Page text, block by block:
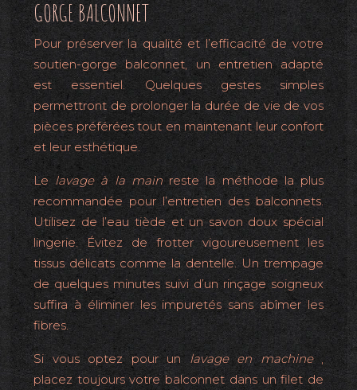
GORGE BALCONNET
Pour préserver la qualité et l’efficacité de votre
soutien-gorge balconnet, un entretien adapté
est essentiel. Quelques gestes simples
permettront de prolonger la durée de vie de vos
pièces préférées tout en maintenant leur confort
et leur esthétique.
Le lavage à la main reste la méthode la plus
recommandée pour l’entretien des balconnets.
Utilisez de l’eau tiède et un savon doux spécial
lingerie. Évitez de frotter vigoureusement les
tissus délicats comme la dentelle. Un trempage
de quelques minutes suivi d’un rinçage soigneux
suffira à éliminer les impuretés sans abîmer les
fibres.
Si vous optez pour un lavage en machine ,
placez toujours votre balconnet dans un filet de